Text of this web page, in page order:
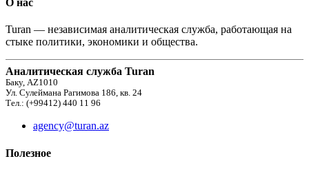
О нас
Turan — независимая аналитическая служба, работающая на
стыке политики, экономики и общества.
Аналитическая служба Turan
Баку, AZ1010
Ул. Сулеймана Рагимова 186, кв. 24
Тел.: (+99412) 440 11 96
agency@turan.az
Полезное